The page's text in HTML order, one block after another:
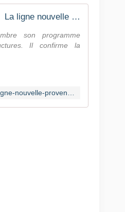
La ligne nouvelle Provence-Côte d'Azur : le projet est sur les rails
son programme
Il confirme la